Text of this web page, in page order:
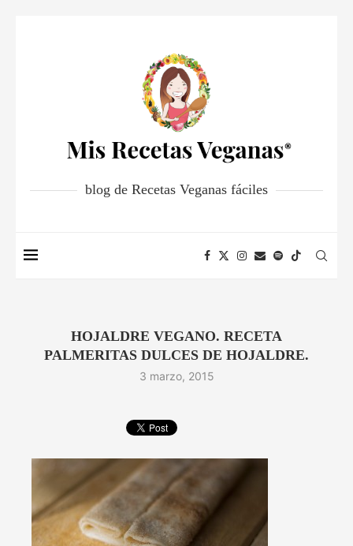
blog de Recetas Veganas fáciles
HOJALDRE VEGANO. RECETA
PALMERITAS DULCES DE HOJALDRE.
3 marzo, 2015